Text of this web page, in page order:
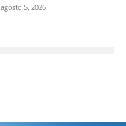
agosto 5, 2026